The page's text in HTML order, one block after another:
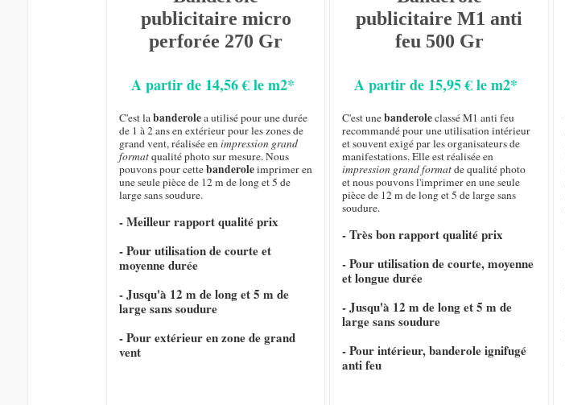
publicitaire micro
perforée 270 Gr
A partir de 14,56 € le m2*
C'est labanderolea utilisé pour une durée
de 1 à 2 ans en extérieur pour les zones de
grand vent, réalisée enimpression grand
formatqualité photo sur mesure. Nous
pouvons pour cettebanderoleimprimer en
une seule pièce de 12 m de long et 5 de
large sans soudure.
- Meilleur rapport qualité prix
- Pour utilisation de courte et
moyenne durée
- Jusqu'à 12 m de long et 5 m de
large sans soudure
- Pour extérieur en zone de grand
vent
publicitaire M1 anti
feu 500 Gr
A partir de 15,95 € le m2*
C'est unebanderoleclassé M1 anti feu
recommandé pour une utilisation intérieur
et souvent exigé par les organisateurs de
manifestations. Elle est réalisée en
impression grand formatde qualité photo
et nous pouvons l'imprimer en une seule
pièce de 12 m de long et 5 de large sans
soudure.
- Très bon rapport qualité prix
- Pour utilisation de courte, moyenne
et longue durée
- Jusqu'à 12 m de long et 5 m de
large sans soudure
- Pour intérieur, banderole ignifugé
anti feu